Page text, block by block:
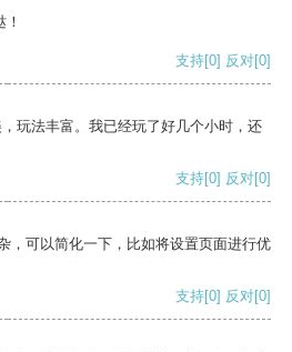
支持[0] 反对[0]
玩法丰富。我已经玩了好几个小时，还
支持[0] 反对[0]
，可以简化一下，比如将设置页面进行优
支持[0] 反对[0]